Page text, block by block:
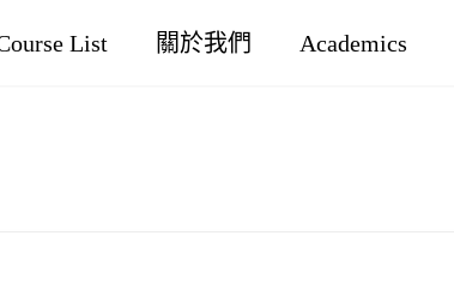
List 關於我們 Academics